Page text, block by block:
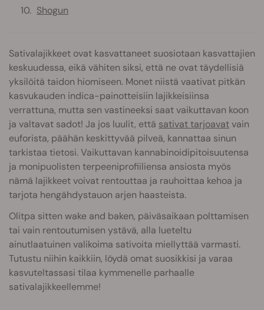
Shogun
Sativalajikkeet ovat kasvattaneet suosiotaan kasvattajien
keskuudessa, eikä vähiten siksi, että ne ovat täydellisiä
yksilöitä taidon hiomiseen. Monet niistä vaativat pitkän
kasvukauden indica-painotteisiin lajikkeisiinsa
verrattuna, mutta sen vastineeksi saat vaikuttavan koon
ja valtavat sadot! Ja jos luulit, että sativat tarjoavatvain
euforista, päähän keskittyvää pilveä, kannattaa sinun
tarkistaa tietosi. Vaikuttavan kannabinoidipitoisuutensa
ja monipuolisten terpeeniprofiiliensa ansiosta myös
nämä lajikkeet voivat rentouttaa ja rauhoittaa kehoa ja
tarjota hengähdystauon arjen haasteista.
Olitpa sitten wake and baken, päiväsaikaan polttamisen
tai vain rentoutumisen ystävä, alla lueteltu
ainutlaatuinen valikoima sativoita miellyttää varmasti.
Tutustu niihin kaikkiin, löydä omat suosikkisi ja varaa
kasvuteltassasi tilaa kymmenelle parhaalle
sativalajikkeellemme!